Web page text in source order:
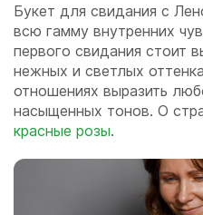
Букет для свидания с
всю гамму внутренних
первого свидания стоит
нежных и светлых
отношениях выразить
насыщенных тонов. О
красные розы.